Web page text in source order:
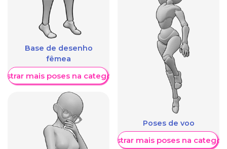
Base de desenho
fêmea
mais poses na categoria
Poses de voo
Mostrar mais poses na